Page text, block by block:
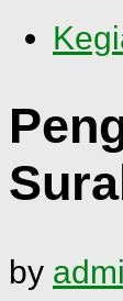
by